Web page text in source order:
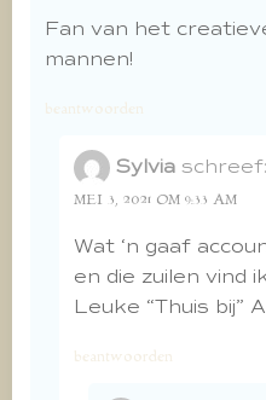
Fan van het
mannen!
beantwoorden
Sylvia schreef:
MEI 3, 2021 OM 9:33 AM
Wat ‘n gaaf
en die zuilen vind
Leuke “Thuis bij”
beantwoorden